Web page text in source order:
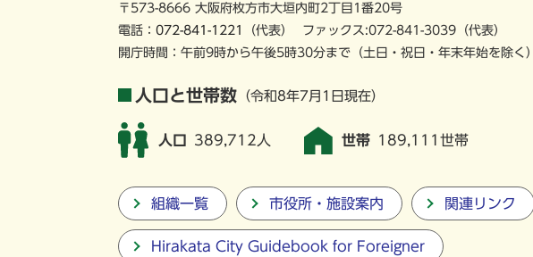
〒573-8666 大阪府枚方市大垣内町2丁目1番20号
電話： 072-841-1221 （代表） ファックス:072-841-3039（代表）
開庁時間：午前9時から午後5時30分まで （土日・祝日・年末年始を除く）
人口と世帯数 （令和8年7月1日現在）
人口 389,712人 世帯 189,111世帯
組織一覧 市役所・施設案内 関連リンク
Hirakata City Guidebook for Foreigner